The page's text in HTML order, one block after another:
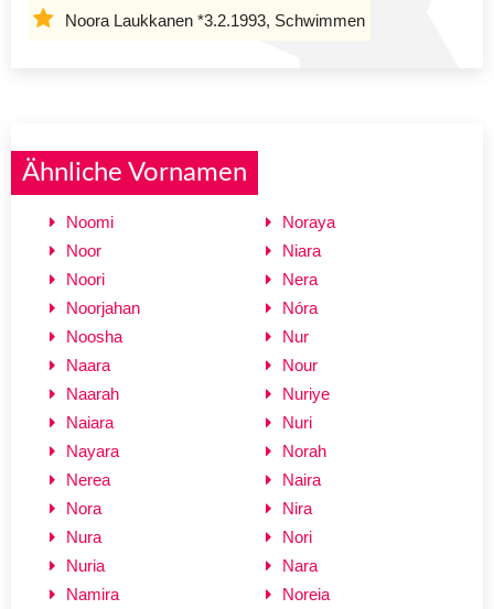
Noora Laukkanen *3.2.1993, Schwimmen
Ähnliche Vornamen
Noomi
Noor
Noori
Noorjahan
Noosha
Naara
Naarah
Naiara
Nayara
Nerea
Nora
Nura
Nuria
Namira
Noraya
Niara
Nera
Nóra
Nur
Nour
Nuriye
Nuri
Norah
Naira
Nira
Nori
Nara
Noreia